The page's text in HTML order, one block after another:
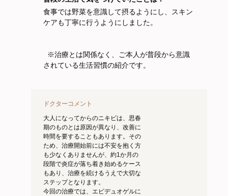
食事では野菜を意識して摂るようにし、スキン
ケアも丁寧に行うようにしました。
※治療とは関係なく、ご本人が普段から意識
されている生活習慣の紹介です。
ドクターコメント
大人になってからのニキビは、思春
期のものとは原因が異なり、改善に
時間を要することもあります。その
ため、治療開始前には不安を抱く方
も少なくありませんが、約1か月の
段階で炎症が落ち着き始めるケース
もあり、治療を続けるうえで大切な
ステップとなります。
今回の治療では、エピデュオゲルに